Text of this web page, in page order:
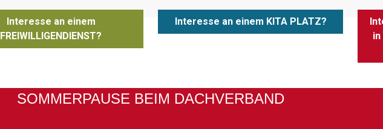
Interesse an einem
FREIWILLIGENDIENST?
Interesse an einem KITA PLATZ?
SOMMERPAUSE BEIM DACHVERBAND